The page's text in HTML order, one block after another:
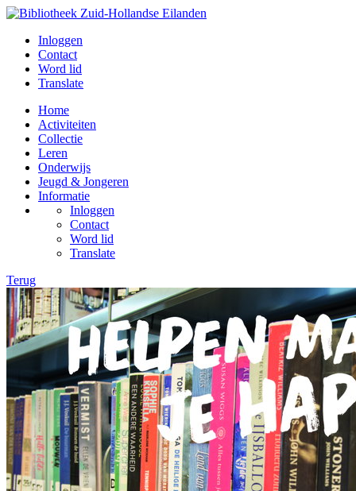
Inloggen
Contact
Word lid
Translate
Home
Activiteiten
Collectie
Leren
Onderwijs
Jeugd & Jongeren
Informatie
Inloggen
Contact
Word lid
Translate
Terug